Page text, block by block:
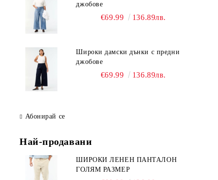
джобове
€69.99 136.89лв.
Широки дамски дънки с предни
джобове
€69.99 136.89лв.
Абонирай се
Най-продавани
ШИРОКИ ЛЕНЕН ПАНТАЛОН
ГОЛЯМ РАЗМЕР